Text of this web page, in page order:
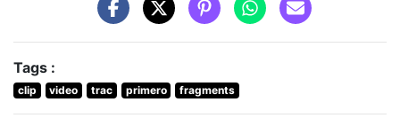
Tags :
clip video trac primero fragments